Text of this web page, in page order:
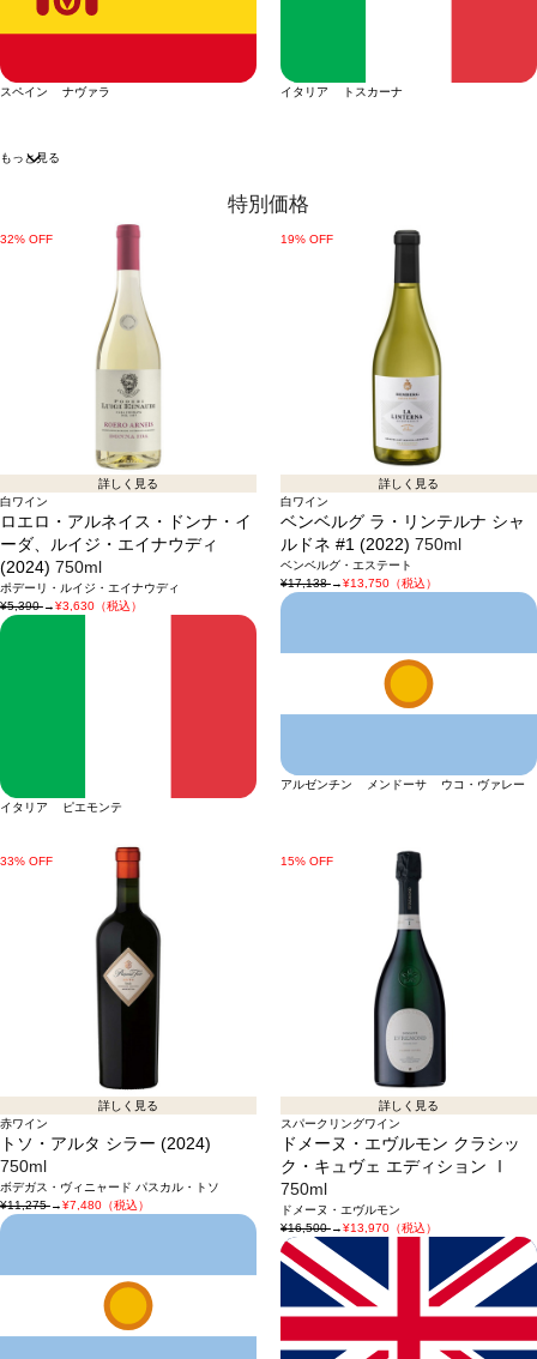
スペイン ナヴァラ イタリア トスカーナ
もっと見る
特別価格
32% OFF
詳しく見る
白ワイン
ロエロ・アルネイス・ドンナ・イ
ーダ、ルイジ・エイナウディ
(2024) 750ml
ポデーリ・ルイジ・エイナウディ
¥5,390→¥3,630（税込）
イタリア ピエモンテ
19% OFF
詳しく見る
白ワイン
ベンベルグ ラ・リンテルナ シャ
ルドネ #1 (2022) 750ml
ベンベルグ・エステート
¥17,138→¥13,750（税込）
アルゼンチン メンドーサ ウコ・ヴァレー
33% OFF
詳しく見る
赤ワイン
トソ・アルタ シラー (2024)
750ml
ボデガス・ヴィニャード パスカル・トソ
¥11,275→¥7,480（税込）
15% OFF
詳しく見る
スパークリングワイン
ドメーヌ・エヴルモン クラシッ
ク・キュヴェ エディション Ⅰ
750ml
ドメーヌ・エヴルモン
¥16,500→¥13,970（税込）